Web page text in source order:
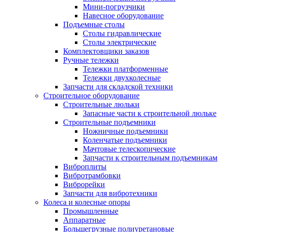
Мини-погрузчики
Навесное оборудование
Подъемные столы
Столы гидравлические
Столы электрические
Комплектовщики заказов
Ручные тележки
Тележки платформенные
Тележки двухколесные
Запчасти для складской техники
Строительное оборудование
Строительные люльки
Запасные части к строительной люльке
Строительные подъемники
Ножничные подъемники
Коленчатые подъемники
Мачтовые телескопические
Запчасти к строительным подъемникам
Виброплиты
Вибротрамбовки
Виброрейки
Запчасти для вибротехники
Колеса и колесные опоры
Промышленные
Аппаратные
Большегрузные полиуретановые